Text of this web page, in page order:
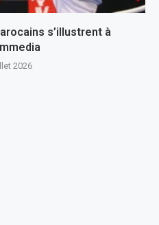
s’illustrent à
2026